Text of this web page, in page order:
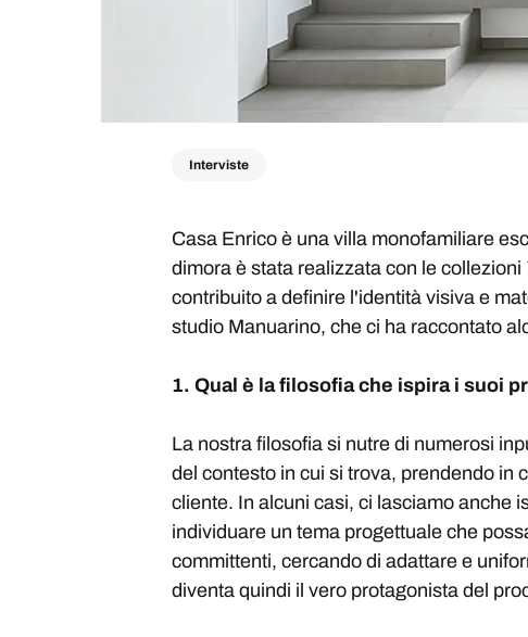
Interviste
Casa Enrico è una villa monofamiliare
dimora è stata realizzata con le collezioni
contribuito a definire l'identità visiva e
studio Manuarino, che ci ha raccontato
1. Qual è la filosofia che ispira i suoi
La nostra filosofia si nutre di numerosi
del contesto in cui si trova, prendendo in
cliente. In alcuni casi, ci lasciamo anche
individuare un tema progettuale che
committenti, cercando di adattare e
diventa quindi il vero protagonista del